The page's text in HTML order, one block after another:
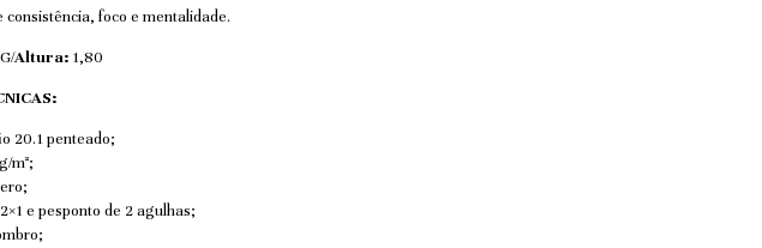
consistência, foco e mentalidade.
Altura: 1,80
20.1 penteado;
m²;
e pesponto de 2 agulhas;